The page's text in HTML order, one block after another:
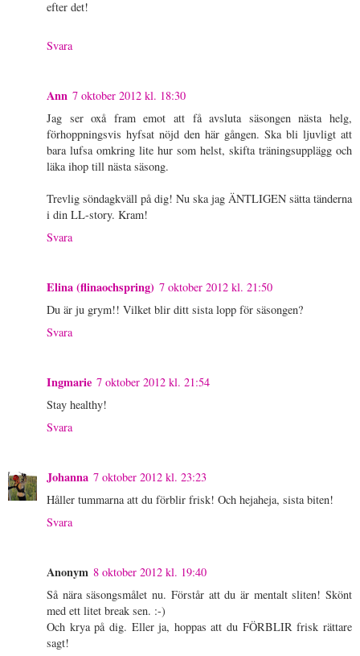
efter det!
Svara
Ann 7 oktober 2012 kl. 18:30
Jag ser oxå fram emot att få avsluta säsongen nästa helg,
förhoppningsvis hyfsat nöjd den här gången. Ska bli ljuvligt att
bara lufsa omkring lite hur som helst, skifta träningsupplägg och
läka ihop till nästa säsong.
Trevlig söndagkväll på dig! Nu ska jag ÄNTLIGEN sätta tänderna
i din LL-story. Kram!
Svara
Elina (flinaochspring) 7 oktober 2012 kl. 21:50
Du är ju grym!! Vilket blir ditt sista lopp för säsongen?
Svara
Ingmarie 7 oktober 2012 kl. 21:54
Stay healthy!
Svara
Johanna 7 oktober 2012 kl. 23:23
Håller tummarna att du förblir frisk! Och hejaheja, sista biten!
Svara
Anonym 8 oktober 2012 kl. 19:40
Så nära säsongsmålet nu. Förstår att du är mentalt sliten! Skönt
med ett litet break sen. :-)
Och krya på dig. Eller ja, hoppas att du FÖRBLIR frisk rättare
sagt!